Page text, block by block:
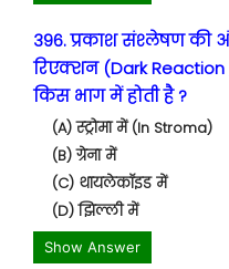
396. प्रकाश संश्लेषण की
रिएक्शन (Dark
किस भाग में होती है ?
(A) स्ट्रोमा में (In Stroma)
(B) ग्रेना में
(C) थायलेकॉइड में
(D) झिल्ली में
Show Answer